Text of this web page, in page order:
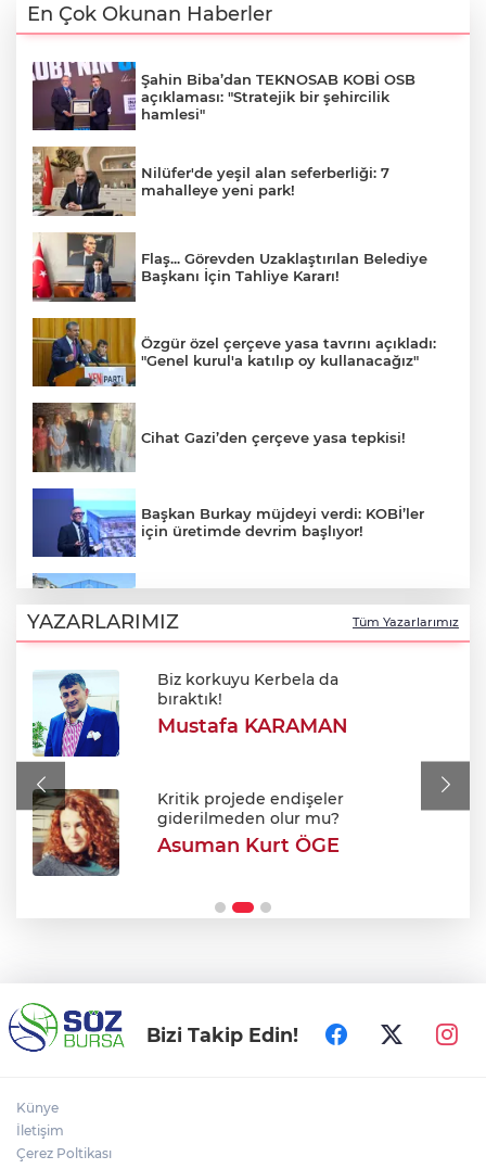
En Çok Okunan Haberler
Şahin Biba’dan TEKNOSAB KOBİ OSB
açıklaması: "Stratejik bir şehircilik
hamlesi"
Nilüfer'de yeşil alan seferberliği: 7
mahalleye yeni park!
Flaş... Görevden Uzaklaştırılan Belediye
Başkanı İçin Tahliye Kararı!
Özgür özel çerçeve yasa tavrını açıkladı:
"Genel kurul'a katılıp oy kullanacağız"
Cihat Gazi’den çerçeve yasa tepkisi!
Başkan Burkay müjdeyi verdi: KOBİ’ler
için üretimde devrim başlıyor!
dolu yaz!
Alkol sonrası rahatsızlanan genç hayatını
kaybetti
Efkan Ala: "Terörsüz Türkiye süreciyle
YAZARLARIMIZ Tüm Yazarlarımız
Biz korkuyu Kerbela da
bıraktık!
Mustafa KARAMAN
Kritik projede endişeler
giderilmeden olur mu?
Asuman Kurt ÖGE
Bizi Takip Edin!
Künye
İletişim
Çerez Poltikası